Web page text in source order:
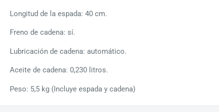
Longitud de la espada: 40 cm.
Freno de cadena: sí.
Lubricación de cadena: automático.
Aceite de cadena: 0,230 litros.
Peso: 5,5 kg (Incluye espada y cadena)